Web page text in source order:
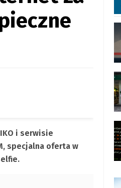
i serwisie
specjalna oferta w